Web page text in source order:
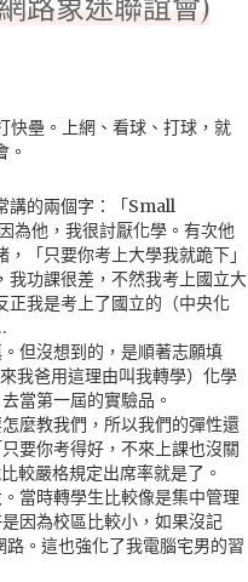
快壘。上網、看球、打球，就
。
講的兩個字：「Small
為他，我很討厭化學。有次他
「只要你考上大學我就跪下」
我功課很差，不然我考上國立大
正我是考上了國立的（中央化
但沒想到的，是順著志願填
我爸用這理由叫我轉學）化學
當第一屆的實驗品。
麼教我們，所以我們的彈性還
要你考得好，不來上課也沒關
較嚴格規定出席率就是了。
當時轉學生比較像是集中管理
因為校區比較小，如果沒記
。這也強化了我電腦宅男的習